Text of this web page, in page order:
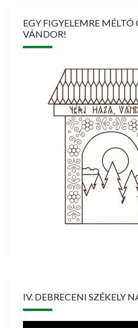
EGY FIGYELEMRE
VÁNDOR!
IV. DEBRECENI SZÉKELY